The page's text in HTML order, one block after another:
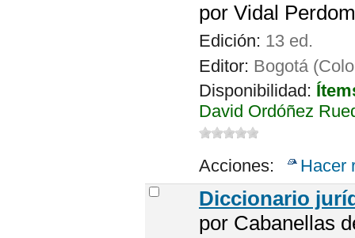
por Vidal
Edición: 13 ed.
Editor: Bogotá
Disponibilidad:
David Ordóñez
Acciones: Hacer
Diccionario
por Cabanellas